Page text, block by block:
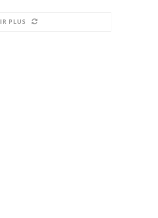
PLUS